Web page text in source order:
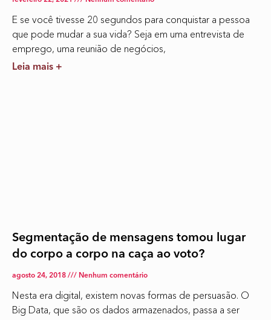
E se você tivesse 20 segundos para conquistar a pessoa
que pode mudar a sua vida? Seja em uma entrevista de
emprego, uma reunião de negócios,
Leia mais +
Segmentação de mensagens tomou lugar
do corpo a corpo na caça ao voto?
agosto 24, 2018 Nenhum comentário
Nesta era digital, existem novas formas de persuasão. O
Big Data, que são os dados armazenados, passa a ser